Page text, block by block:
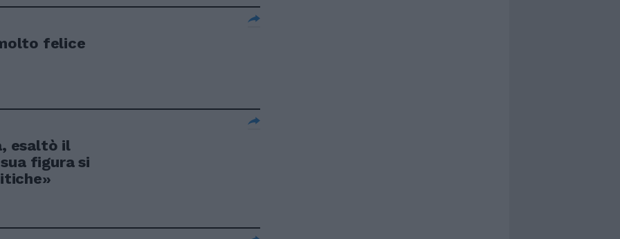
felice
esaltò il
figura si